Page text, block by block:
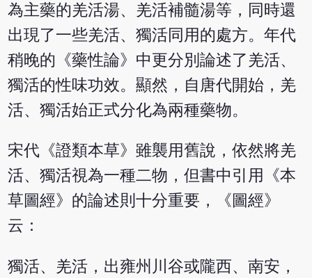
為主藥的羌活湯、羌活補髓湯等，同時還
出現了一些羌活、獨活同用的處方。年代
稍晚的《藥性論》中更分別論述了羌活、
獨活的性味功效。顯然，自唐代開始，羌
活、獨活始正式分化為兩種藥物。
宋代《證類本草》雖襲用舊說，依然將羌
活、獨活視為一種二物，但書中引用《本
草圖經》的論述則十分重要，《圖經》
云：
獨活、羌活，出雍州川谷或隴西、南安，